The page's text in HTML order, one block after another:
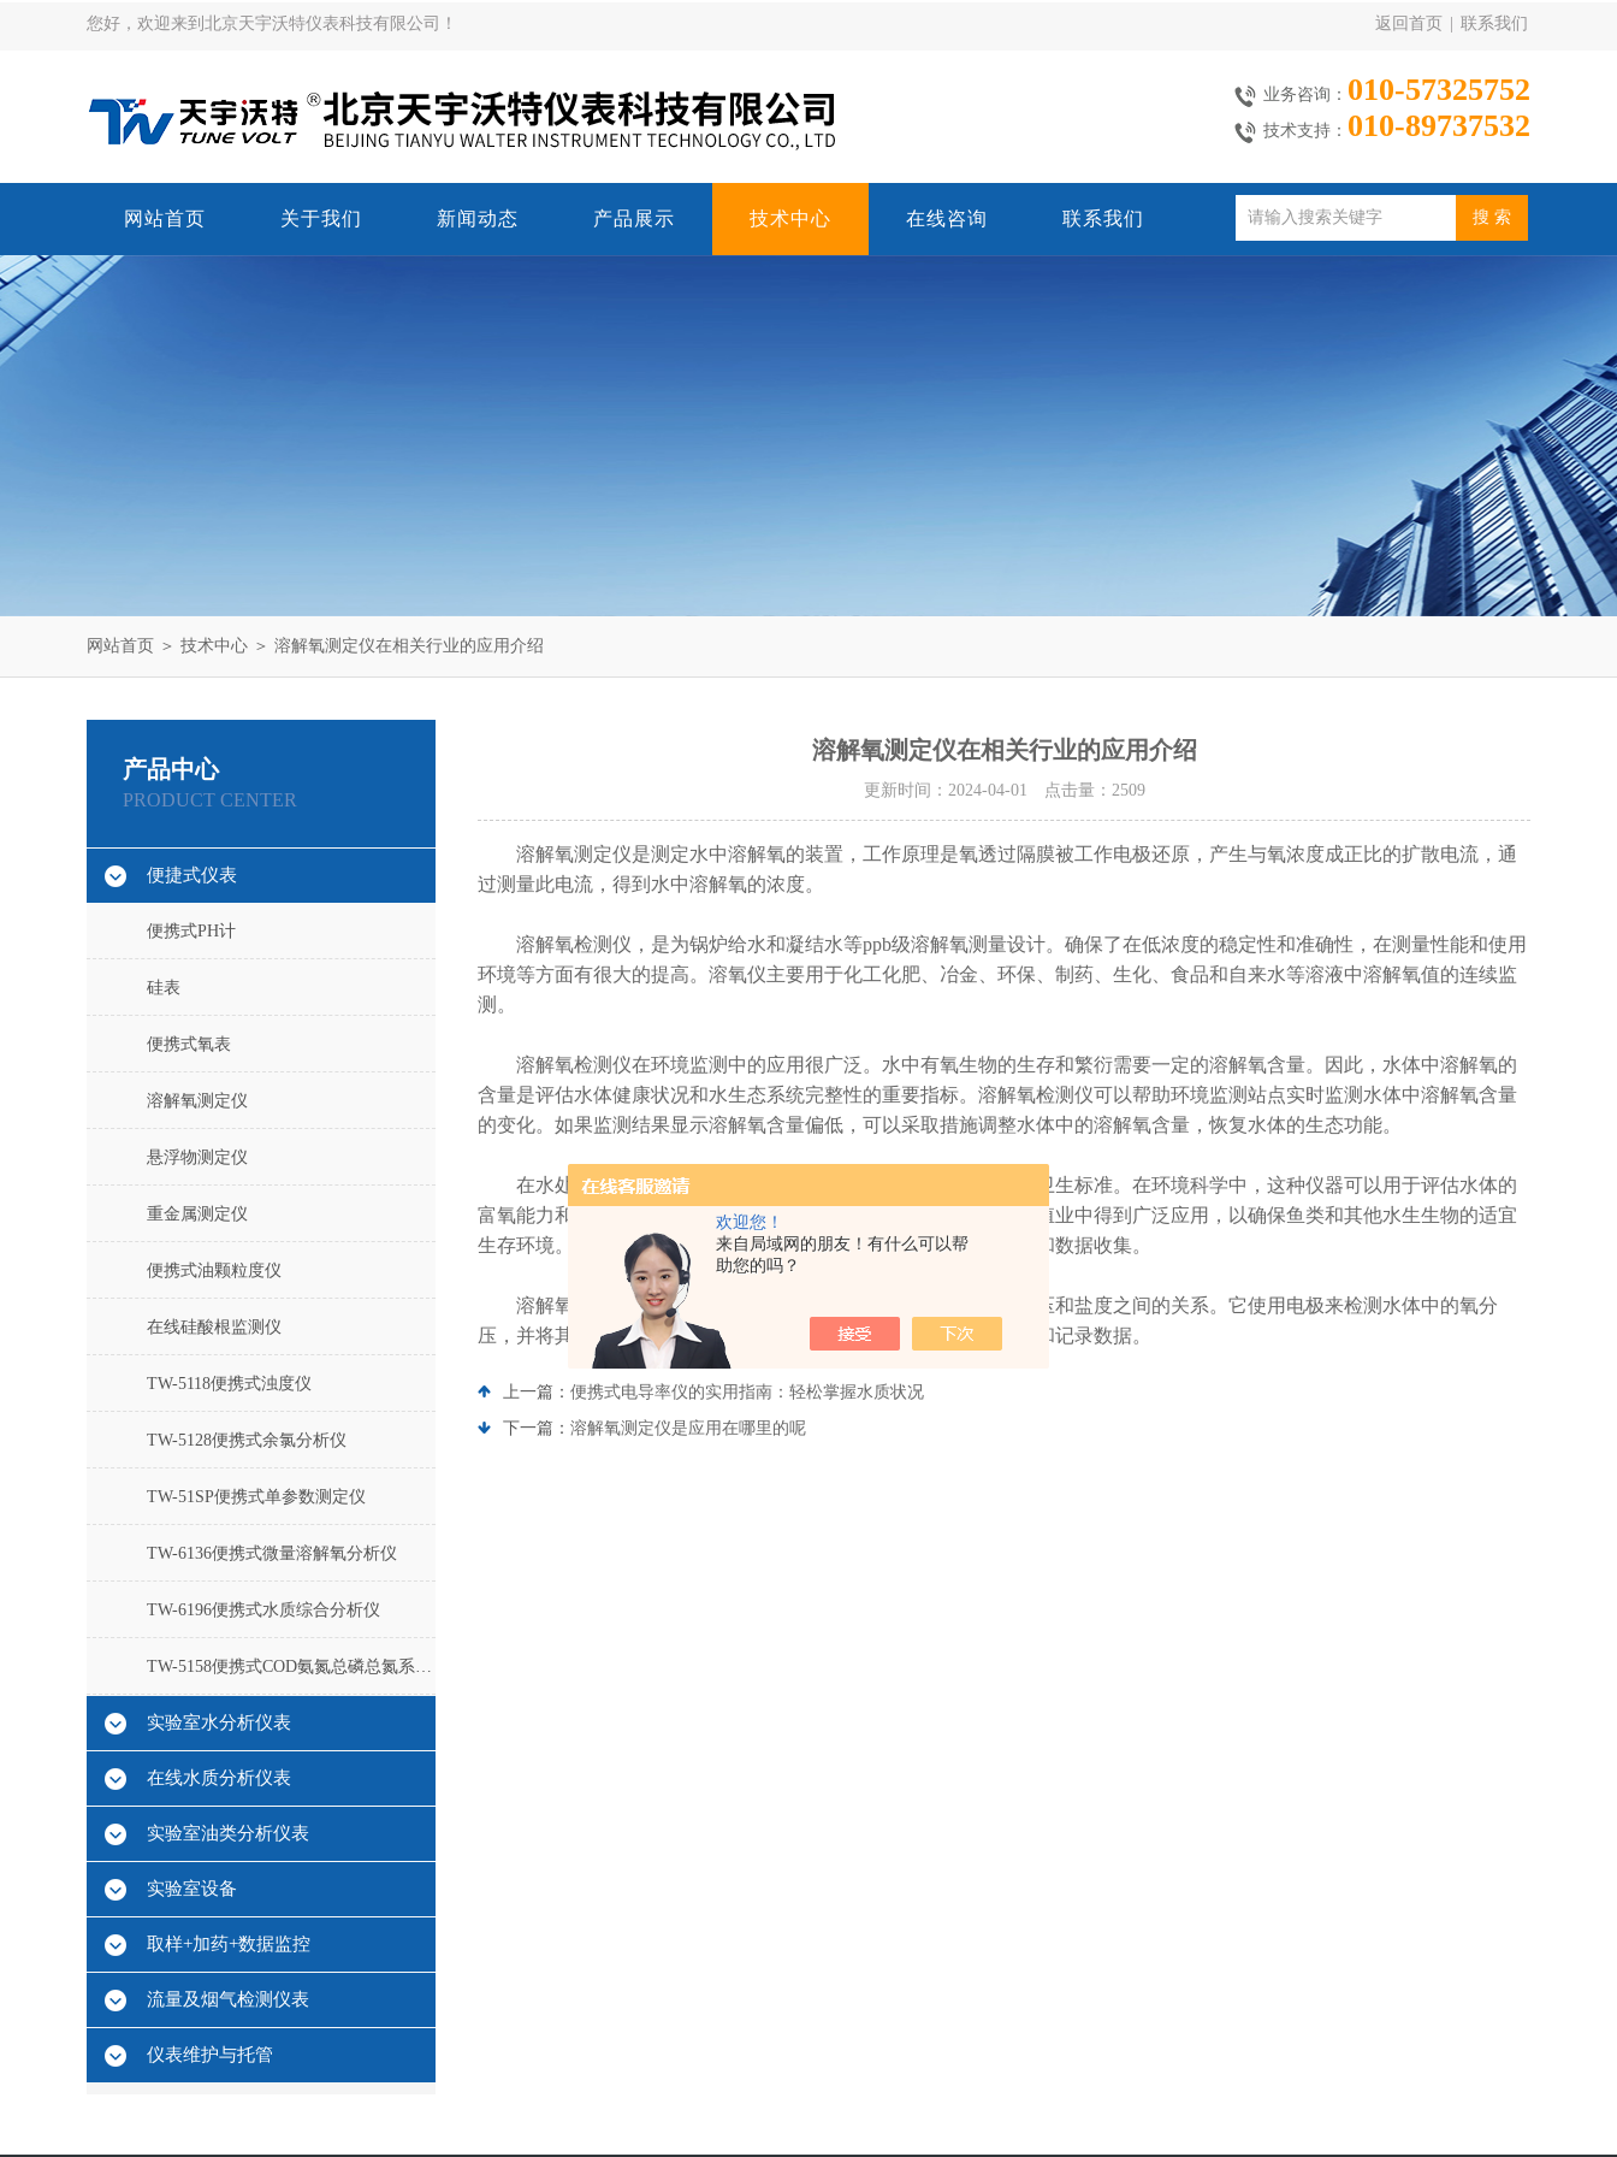
欢迎您！
来自局域网的朋友！有什么可以帮
助您的吗？
您好，欢迎来到北京天宇沃特仪表科技有限公司！ 返回首页 联系我们
业务咨询： 010-57325752
技术支持： 010-89737532
网站首页 关于我们 新闻动态 产品展示 技术中心 在线咨询 联系我们
网站首页 ＞ 技术中心 ＞ 溶解氧测定仪在相关行业的应用介绍
产品中心
PRODUCT CENTER
便捷式仪表
便携式PH计
硅表
便携式氧表
溶解氧测定仪
悬浮物测定仪
重金属测定仪
便携式油颗粒度仪
在线硅酸根监测仪
TW-5118便携式浊度仪
TW-5128便携式余氯分析仪
TW-51SP便携式单参数测定仪
TW-6136便携式微量溶解氧分析仪
TW-6196便携式水质综合分析仪
TW-5158便携式COD氨氮总磷总氮系列测定仪
实验室水分析仪表
在线水质分析仪表
实验室油类分析仪表
实验室设备
取样+加药+数据监控
流量及烟气检测仪表
仪表维护与托管
溶解氧测定仪在相关行业的应用介绍
更新时间：2024-04-01 点击量： 2509
溶解氧测定仪是测定水中溶解氧的装置，工作原理是氧透过隔膜被工作电极还原，产生与氧浓度成正比的扩散电流，通
过测量此电流，得到水中溶解氧的浓度。
溶解氧检测仪，是为锅炉给水和凝结水等ppb级溶解氧测量设计。确保了在低浓度的稳定性和准确性，在测量性能和使用
环境等方面有很大的提高。溶氧仪主要用于化工化肥、冶金、环保、制药、生化、食品和自来水等溶液中溶解氧值的连续监
测。
溶解氧检测仪在环境监测中的应用很广泛。水中有氧生物的生存和繁衍需要一定的溶解氧含量。因此，水体中溶解氧的
含量是评估水体健康状况和水生态系统完整性的重要指标。溶解氧检测仪可以帮助环境监测站点实时监测水体中溶解氧含量
的变化。如果监测结果显示溶解氧含量偏低，可以采取措施调整水体中的溶解氧含量，恢复水体的生态功能。
在水处理工艺中，它可以用于监测自来水的质量，并确保符合卫生标准。在环境科学中，这种仪器可以用于评估水体的
富氧能力和生态系统的健康状况。此外，溶解氧测定仪还在水产养殖业中得到广泛应用，以确保鱼类和其他水生生物的适宜
生存环境。此外，科研领域也使用溶解氧测定仪来进行实验室研究和数据收集。
溶解氧检测仪的工作原理是测定水体中溶解氧分压与温度、水压和盐度之间的关系。它使用电极来检测水体中的氧分
压，并将其转换为溶解氧含量的读数。该仪器还可以进行实时监测和记录数据。
上一篇： 便携式电导率仪的实用指南：轻松掌握水质状况
下一篇： 溶解氧测定仪是应用在哪里的呢